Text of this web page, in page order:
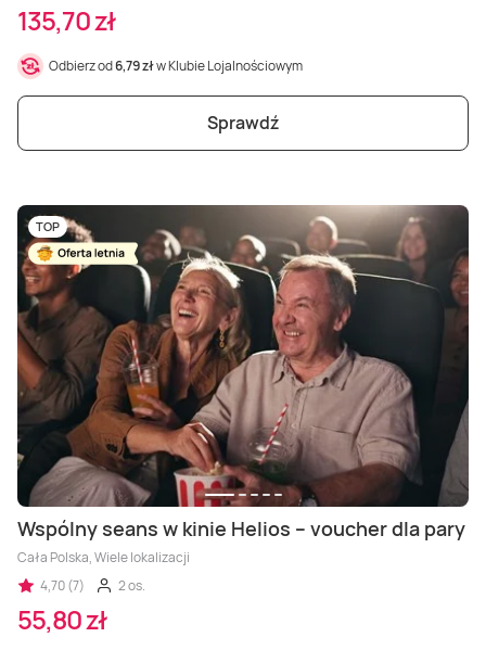
135,70 zł
Odbierz od6,79 złw Klubie Lojalnościowym
Sprawdź
TOP
Wspólny seans w kinie Helios – voucher dla pary
Cała Polska, Wiele lokalizacji
4,70 (7)
2 os.
55,80 zł